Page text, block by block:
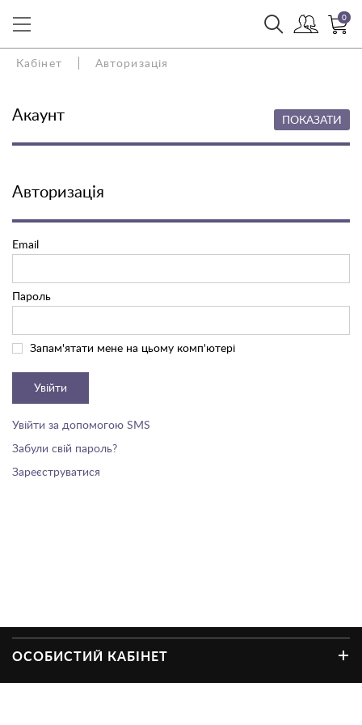
0
Кабінет Авторизація
Акаунт ПОКАЗАТИ
Авторизація
Email
Пароль
Запам'ятати мене на цьому комп'ютері
Увійти
Увійти за допомогою SMS
Забули свій пароль?
Зареєструватися
ОСОБИСТИЙ КАБІНЕТ